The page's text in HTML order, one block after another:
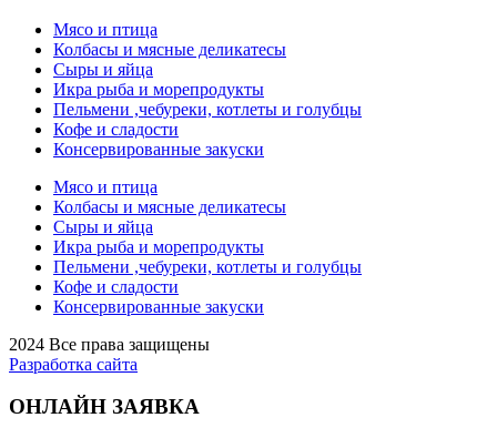
Мясо и птица
Колбасы и мясные деликатесы
Сыры и яйца
Икра рыба и морепродукты
Пельмени ,чебуреки, котлеты и голубцы
Кофе и сладости
Консервированные закуски
Мясо и птица
Колбасы и мясные деликатесы
Сыры и яйца
Икра рыба и морепродукты
Пельмени ,чебуреки, котлеты и голубцы
Кофе и сладости
Консервированные закуски
2024 Все права защищены
Разработка сайта
ОНЛАЙН ЗАЯВКА